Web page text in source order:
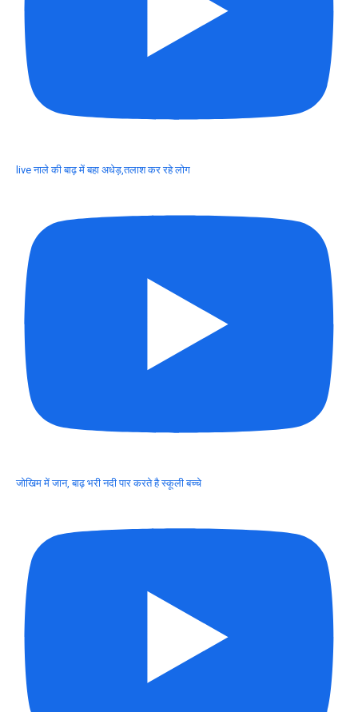
live नाले की बाढ़ में बहा अधेड़,तलाश कर रहे लोग
जोखिम में जान, बाढ़ भरी नदी पार करते है स्कूली बच्चे